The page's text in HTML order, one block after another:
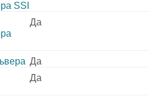
SSI
Да
Да
Да